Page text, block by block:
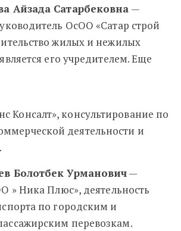
Айзада Сатарбековна —
ОсОО «Сатар строй
жилых и нежилых
его учредителем. Еще
Консалт», консультирование по
деятельности и
Болотбек Урманович—
» Ника Плюс», деятельность
по городским и
перевозкам.